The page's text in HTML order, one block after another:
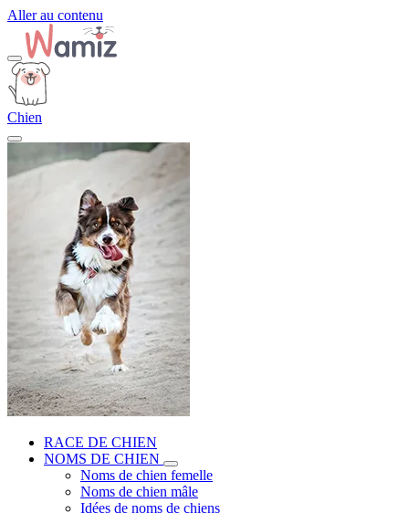
Aller au contenu
Chien
RACE DE CHIEN
NOMS DE CHIEN
Noms de chien femelle
Noms de chien mâle
Idées de noms de chiens